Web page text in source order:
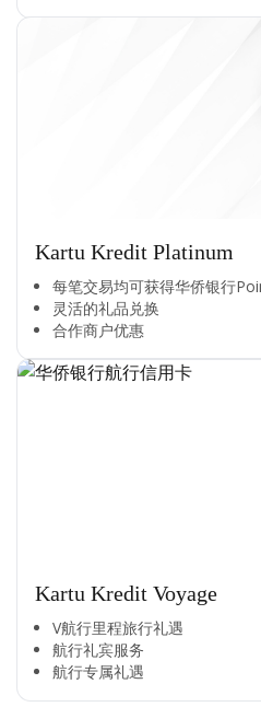
Kartu Kredit Platinum
每笔交易均可获得华侨银行
灵活的礼品兑换​
合作商户优惠​
Kartu Kredit Voyage
V航行里程旅行礼遇
航行礼宾服务
航行专属礼遇